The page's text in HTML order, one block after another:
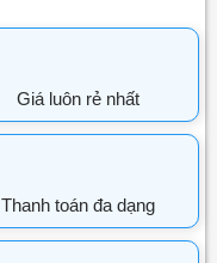
Giá luôn rẻ nhất
Thanh toán đa dạng